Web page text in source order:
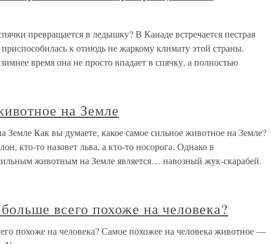
превращается в ледышку? В Канаде встречается пестрая
приспособилась к отнюдь не жаркому климату этой страны.
время она не просто впадает в спячку, а полностью
на Земле
Земле Как вы думаете, какое самое сильное животное на Земле?
кто-то назовет льва, а кто-то носорога. Однако в
животным на Земле является… навозный жук-скарабей.
всего похоже на человека?
похоже на человека? Самое похожее на человека животное —